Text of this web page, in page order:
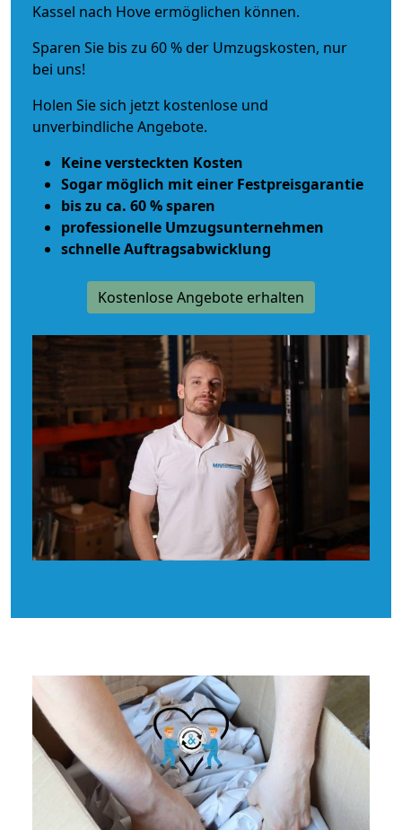
Kassel nach Hove ermöglichen können.
Sparen Sie bis zu 60 % der Umzugskosten, nur
bei uns!
Holen Sie sich jetzt kostenlose und
unverbindliche Angebote.
Keine versteckten Kosten
Sogar möglich mit einer Festpreisgarantie
bis zu ca. 60 % sparen
professionelle Umzugsunternehmen
schnelle Auftragsabwicklung
Kostenlose Angebote erhalten